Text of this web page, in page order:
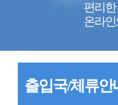
편리한
온라
출입국/체류안